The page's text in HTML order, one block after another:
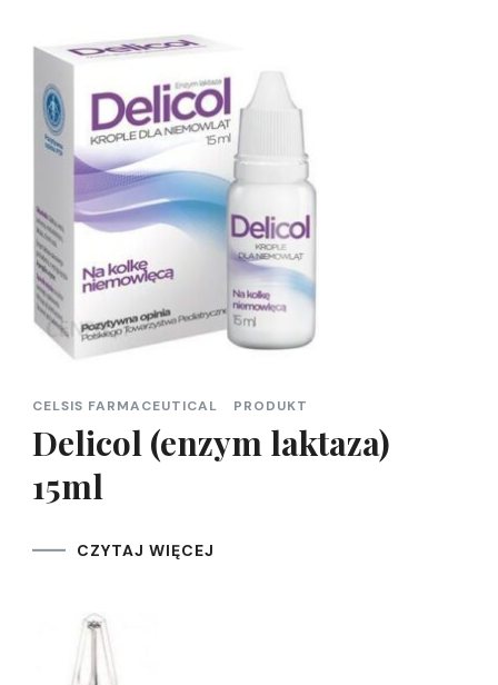
CELSIS FARMACEUTICAL PRODUKT
Delicol (enzym laktaza)
15ml
CZYTAJ WIĘCEJ